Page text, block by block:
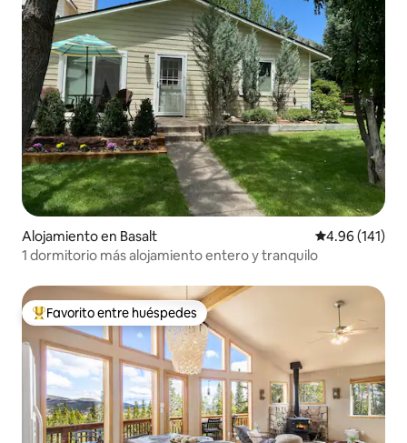
Alojamiento en Basalt Calificación
4.96 (141)
1 dormitorio más alojamiento entero y tranquilo
Favorito entre huéspedes preferido
Favorito entre huéspedes